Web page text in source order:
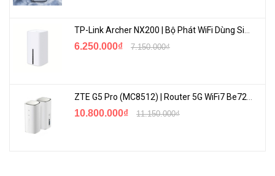
6.250.000₫ 7.150.000₫
10.800.000₫ 11.150.000₫